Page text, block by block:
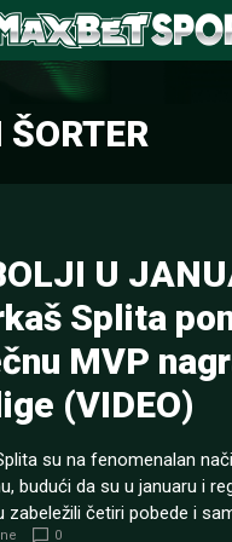
U
Splita
MVP
(VIDEO)
su na fenomenalan
budući da su u januaru i
zabeležili četiri pobede i
0